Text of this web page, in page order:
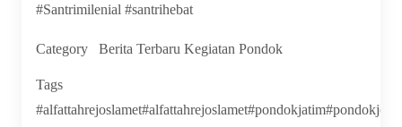
#Santrimilenial #santrihebat
Category Berita Terbaru Kegiatan Pondok
Tags
#alfattahrejoslamet